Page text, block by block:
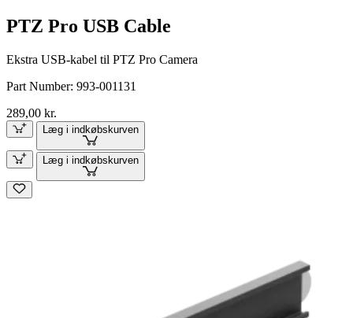
PTZ Pro USB Cable
Ekstra USB-kabel til PTZ Pro Camera
Part Number: 993-001131
289,00 kr.
Læg i indkøbskurven
Læg i indkøbskurven